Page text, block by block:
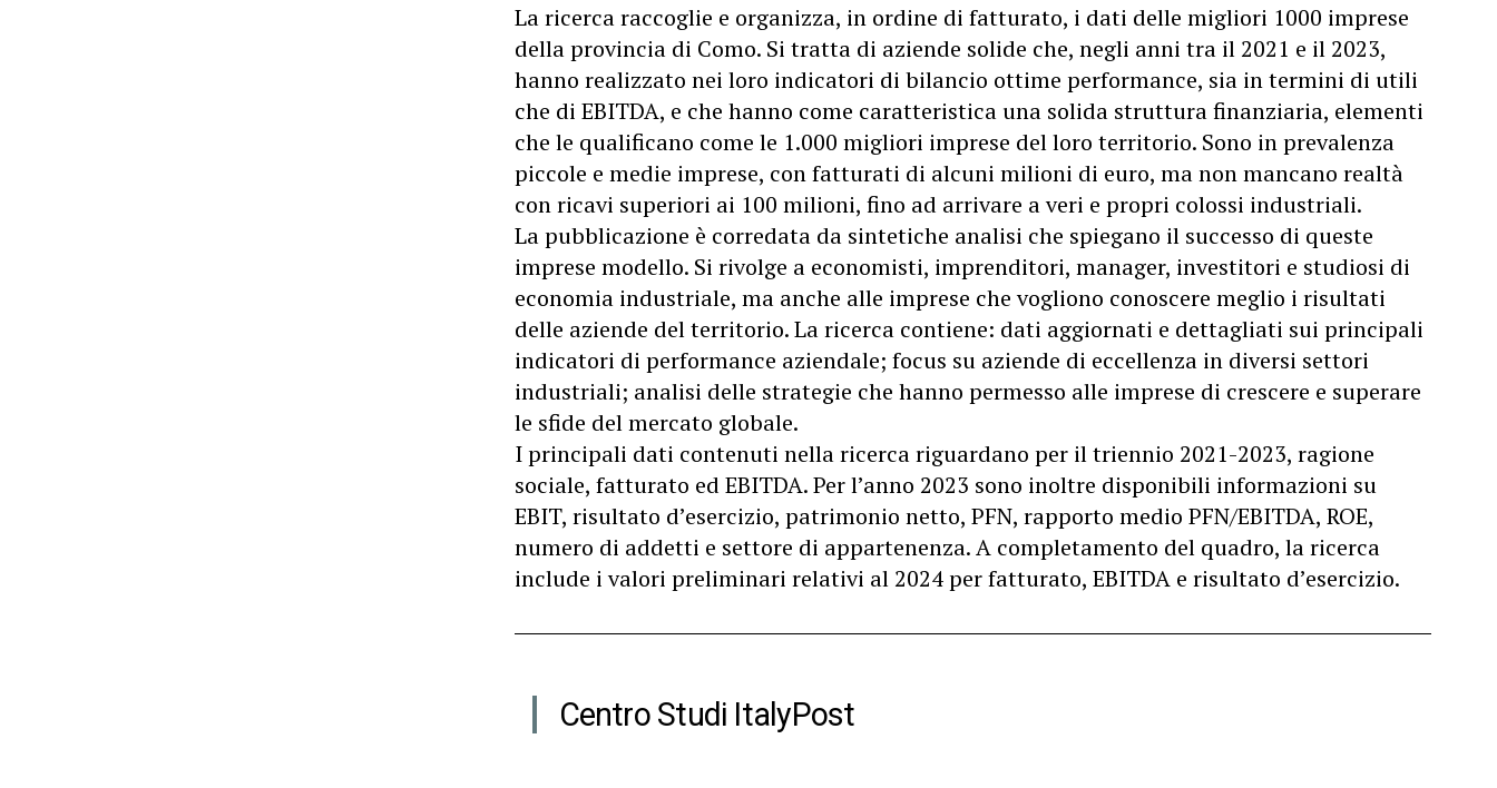
La ricerca raccoglie e organizza, in ordine di fatturato, i dati delle migliori 1000 imprese
della provincia di Como. Si tratta di aziende solide che, negli anni tra il 2021 e il 2023,
hanno realizzato nei loro indicatori di bilancio ottime performance, sia in termini di utili
che di EBITDA, e che hanno come caratteristica una solida struttura finanziaria, elementi
che le qualificano come le 1.000 migliori imprese del loro territorio. Sono in prevalenza
piccole e medie imprese, con fatturati di alcuni milioni di euro, ma non mancano realtà
con ricavi superiori ai 100 milioni, fino ad arrivare a veri e propri colossi industriali.
La pubblicazione è corredata da sintetiche analisi che spiegano il successo di queste
imprese modello. Si rivolge a economisti, imprenditori, manager, investitori e studiosi di
economia industriale, ma anche alle imprese che vogliono conoscere meglio i risultati
delle aziende del territorio. La ricerca contiene: dati aggiornati e dettagliati sui principali
indicatori di performance aziendale; focus su aziende di eccellenza in diversi settori
industriali; analisi delle strategie che hanno permesso alle imprese di crescere e superare
le sfide del mercato globale.
I principali dati contenuti nella ricerca riguardano per il triennio 2021-2023, ragione
sociale, fatturato ed EBITDA. Per l’anno 2023 sono inoltre disponibili informazioni su
EBIT, risultato d’esercizio, patrimonio netto, PFN, rapporto medio PFN/EBITDA, ROE,
numero di addetti e settore di appartenenza. A completamento del quadro, la ricerca
include i valori preliminari relativi al 2024 per fatturato, EBITDA e risultato d’esercizio.
Centro Studi ItalyPost